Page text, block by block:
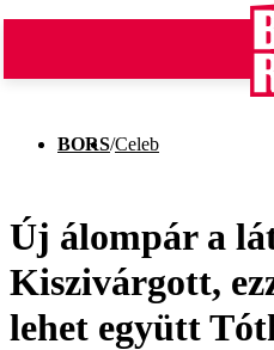
BORS/Celeb
Új álompár a
Kiszivárgott,
lehet együtt